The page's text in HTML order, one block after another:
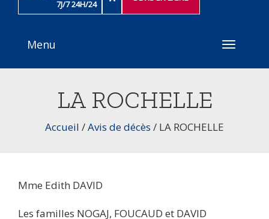
7J/7 24H/24
Toggle
Menu
LA ROCHELLE
Accueil /Avis de décès / LA ROCHELLE
Mme Edith DAVID
Les familles NOGAJ, FOUCAUD et DAVID